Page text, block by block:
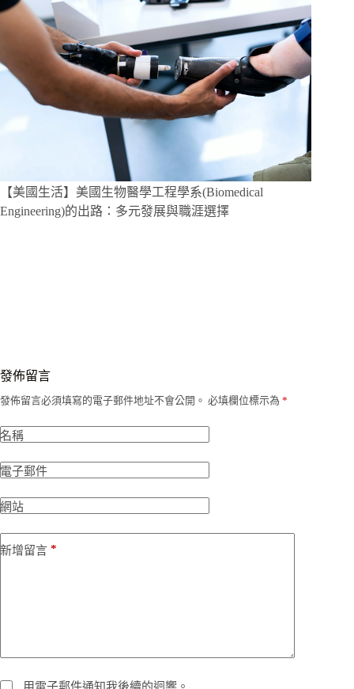
【美國生活】美國生物醫學工程學系(Biomedical
Engineering)的出路：多元發展與職涯選擇
發佈留言
發佈留言必須填寫的電子郵件地址不會公開。 必填欄位標示為 *
名稱
電子郵件
網站
新增留言 *